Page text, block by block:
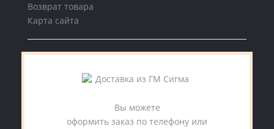
Возврат товара
Карта сайта
Вы можете
оформить заказ по телефону или